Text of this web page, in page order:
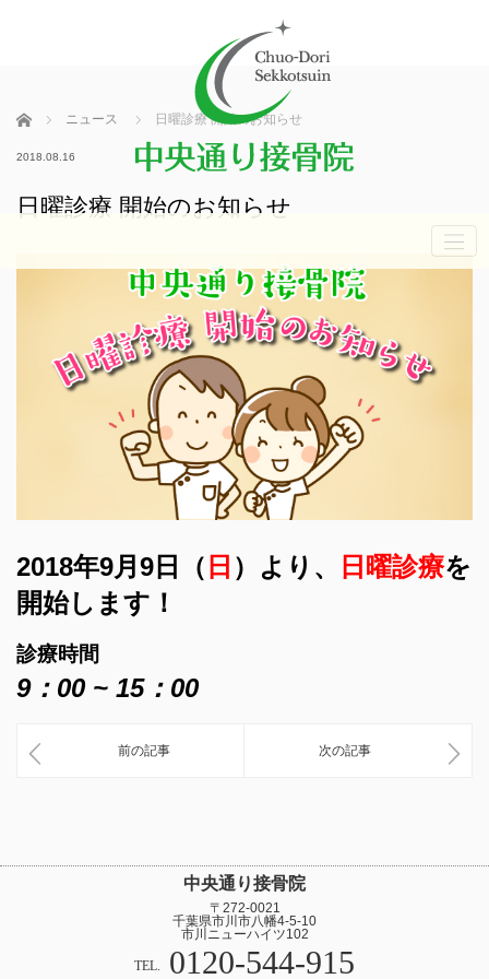
ホーム ニュース 日曜診療 開始のお知らせ
2018.08.16
日曜診療 開始のお知らせ
2018年9月9日（ 日 ）より、 日曜診療を
開始します！
診療時間
9： 00 ~ 15：00
前の記事 次の記事
中央通り接骨院
〒272-0021
千葉県市川市八幡4-5-10
市川ニューハイツ102
TEL. 0120-544-915